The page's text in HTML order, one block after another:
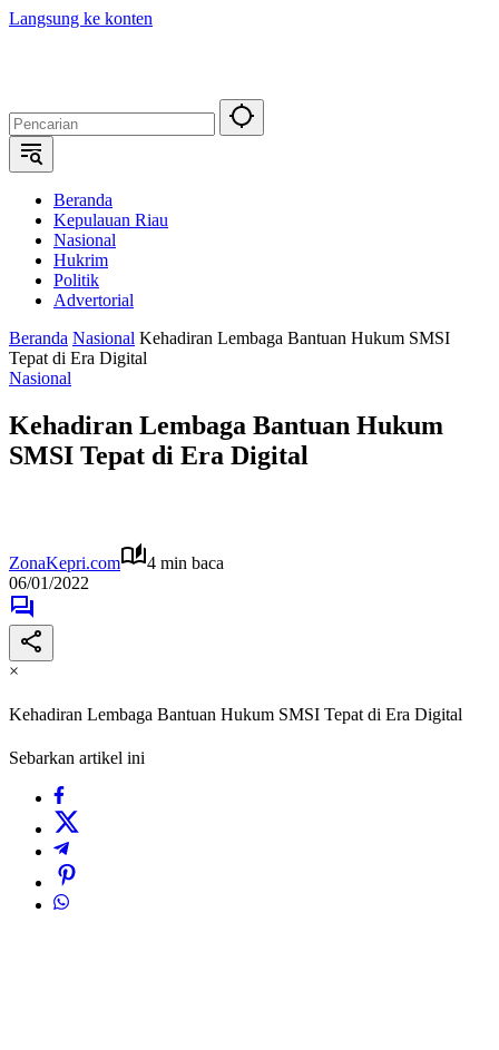
Langsung ke konten
Beranda
Kepulauan Riau
Nasional
Hukrim
Politik
Advertorial
Beranda Nasional Kehadiran Lembaga Bantuan Hukum SMSI
Tepat di Era Digital
Nasional
Kehadiran Lembaga Bantuan Hukum
SMSI Tepat di Era Digital
ZonaKepri.com
4 min baca
06/01/2022
×
Kehadiran Lembaga Bantuan Hukum SMSI Tepat di Era Digital
Sebarkan artikel ini